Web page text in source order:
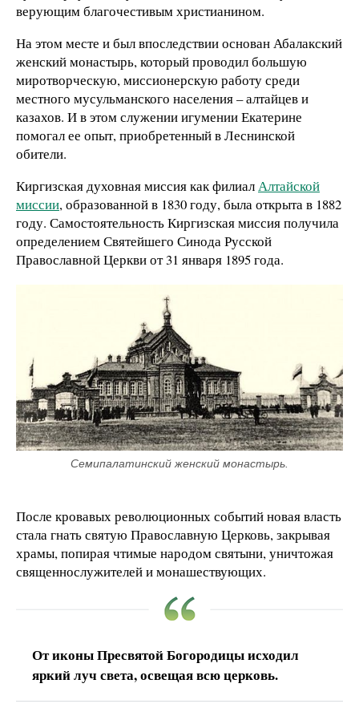
верующим благочестивым христианином.
На этом месте и был впоследствии основан Абалакский
женский монастырь, который проводил большую
миротворческую, миссионерскую работу среди
местного мусульманского населения – алтайцев и
казахов. И в этом служении игумении Екатерине
помогал ее опыт, приобретенный в Леснинской
обители.
Киргизская духовная миссия как филиалАлтайской
миссии, образованной в 1830 году, была открыта в 1882
году. Самостоятельность Киргизская миссия получила
определением Святейшего Синода Русской
Православной Церкви от 31 января 1895 года.
Семипалатинский женский монастырь.
После кровавых революционных событий новая власть
стала гнать святую Православную Церковь, закрывая
храмы, попирая чтимые народом святыни, уничтожая
священнослужителей и монашествующих.
От иконы Пресвятой Богородицы исходил
яркий луч света, освещая всю церковь.